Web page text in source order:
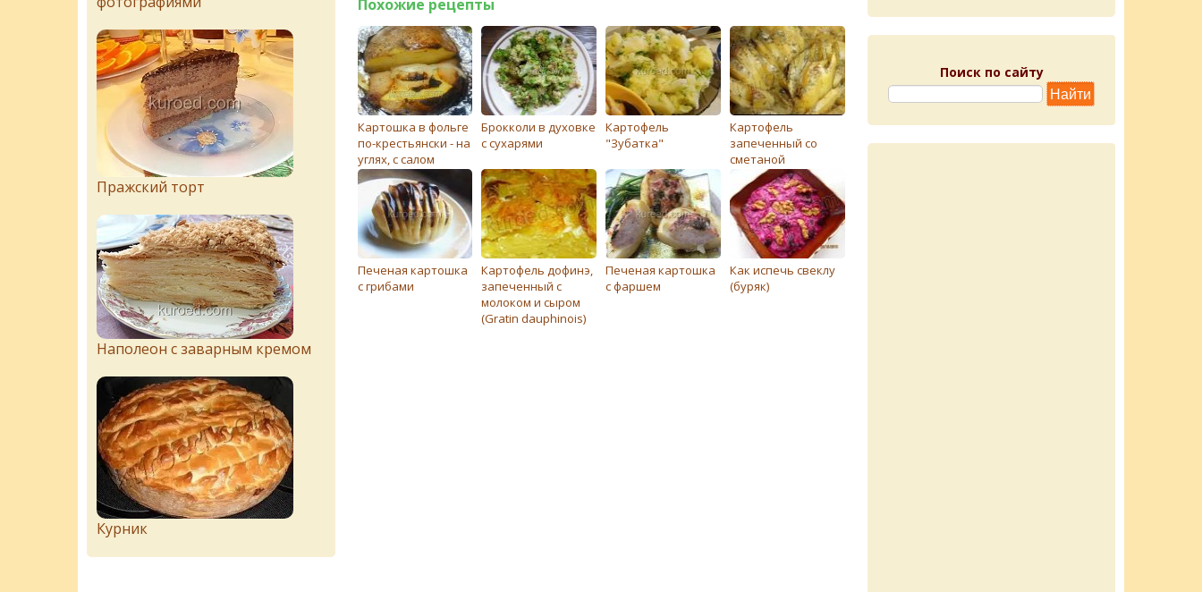
Похожие рецепты
Картошка в фольге
по-крестьянски - на
углях, с салом
Брокколи в духовке
с сухарями
Картофель
"Зубатка"
Картофель
запеченный со
сметаной
Печеная картошка
с грибами
Картофель дофинэ,
запеченный с
молоком и сыром
(Gratin dauphinois)
Печеная картошка
с фаршем
Как испечь свеклу
(буряк)
Пражский торт
Наполеон с заварным кремом
Курник
Поиск по сайту